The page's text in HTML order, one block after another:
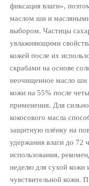
фиксация влаги»,
маслом ши и
выбором. Частицы
увлажняющими
кожей после их
скрабами на основе
неочищенное масло ши
кожи на 55% после
применения. Для
кокосового масла
защитную плёнку на
удержания влаги до 72
использования,
неделю для сухой кожи
чувствительной кожи.